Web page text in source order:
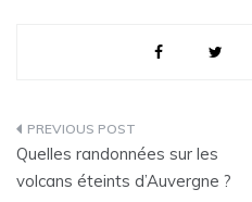
Navigation
de
Quelles randonnées sur les
volcans éteints d’Auvergne ?